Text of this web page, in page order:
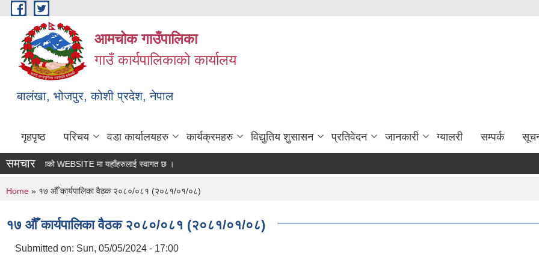
Skip to main content
आमचोक गाउँपालिका
गाउँ कार्यपालिकाको कार्यालय
बालंखा, भोजपुर, कोशी प्रदेश, नेपाल
गृहपृष्ठ परिचय वडा कार्यालयहरु कार्यक्रमहरु विद्युतिय शुसासन प्रतिवेदन जानकारी ग्यालरी सम्पर्क
WEBSITE मा यहाँहरुलाई स्वागत छ ।
समचार
You are here
Home » १७ औँ कार्यपालिका वैठक २०८०/०८१ (२०८१/०१/०८)
१७ औँ कार्यपालिका वैठक २०८०/०८१ (२०८१/०१/०८)
Submitted on: Sun, 05/05/2024 - 17:00